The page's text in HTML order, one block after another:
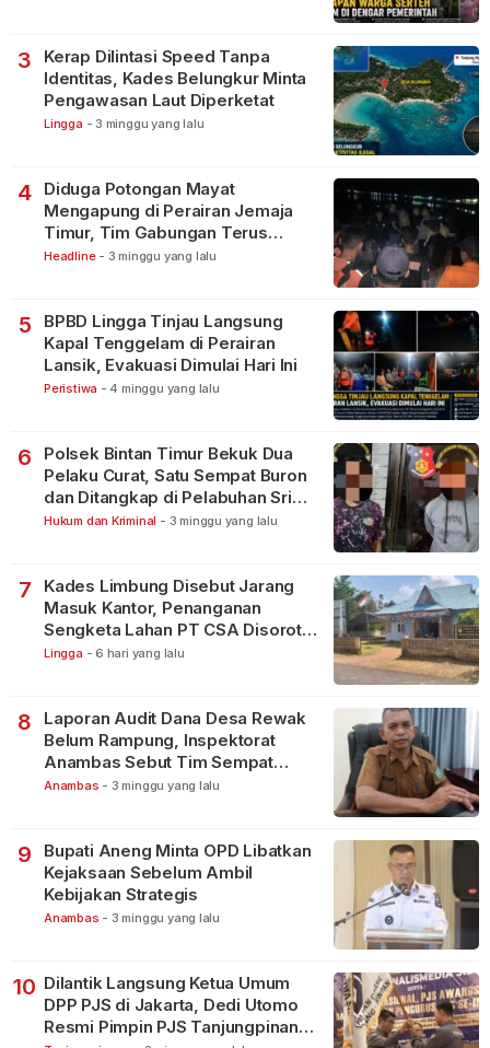
3
Kerap Dilintasi Speed Tanpa
Identitas, Kades Belungkur Minta
Pengawasan Laut Diperketat
Lingga - 3 minggu yang lalu
4
Diduga Potongan Mayat
Mengapung di Perairan Jemaja
Timur, Tim Gabungan Terus
Lakukan Pencarian
Headline - 3 minggu yang lalu
5
BPBD Lingga Tinjau Langsung
Kapal Tenggelam di Perairan
Lansik, Evakuasi Dimulai Hari Ini
Peristiwa - 4 minggu yang lalu
6
Polsek Bintan Timur Bekuk Dua
Pelaku Curat, Satu Sempat Buron
dan Ditangkap di Pelabuhan Sri
Bintan Pura
Hukum dan Kriminal - 3 minggu yang lalu
7
Kades Limbung Disebut Jarang
Masuk Kantor, Penanganan
Sengketa Lahan PT CSA Disorot
Warga
Lingga - 6 hari yang lalu
8
Laporan Audit Dana Desa Rewak
Belum Rampung, Inspektorat
Anambas Sebut Tim Sempat
Terbagi Tangani Kasus Lain
Anambas - 3 minggu yang lalu
9
Bupati Aneng Minta OPD Libatkan
Kejaksaan Sebelum Ambil
Kebijakan Strategis
Anambas - 3 minggu yang lalu
10 Dilantik Langsung Ketua Umum
DPP PJS di Jakarta, Dedi Utomo
Resmi Pimpin PJS Tanjungpinang-